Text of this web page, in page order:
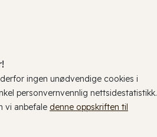
ingen unødvendige cookies i
personvernvennlig nettsidestatistikk.
vi anbefale denne oppskriften til